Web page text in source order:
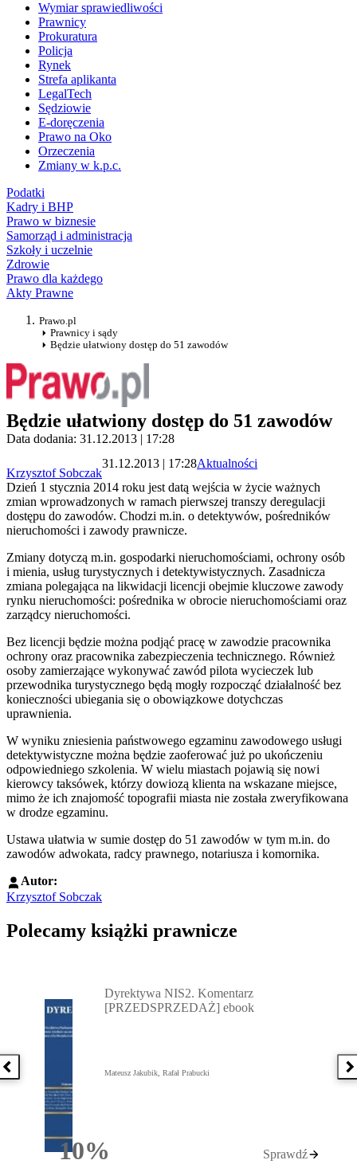
Wymiar sprawiedliwości
Prawnicy
Prokuratura
Policja
Rynek
Strefa aplikanta
LegalTech
Sędziowie
E-doręczenia
Prawo na Oko
Orzeczenia
Zmiany w k.p.c.
Podatki
Kadry i BHP
Prawo w biznesie
Samorząd i administracja
Szkoły i uczelnie
Zdrowie
Prawo dla każdego
Akty Prawne
Prawo.pl
Prawnicy i sądy
Będzie ułatwiony dostęp do 51 zawodów
Będzie ułatwiony dostęp do 51 zawodów
Data dodania: 31.12.2013 | 17:28
Krzysztof Sobczak
31.12.2013 | 17:28Aktualności
Dzień 1 stycznia 2014 roku jest datą wejścia w życie ważnych
zmian wprowadzonych w ramach pierwszej transzy deregulacji
dostępu do zawodów. Chodzi m.in. o detektywów, pośredników
nieruchomości i zawody prawnicze.
Zmiany dotyczą m.in. gospodarki nieruchomościami, ochrony osób
i mienia, usług turystycznych i detektywistycznych. Zasadnicza
zmiana polegająca na likwidacji licencji obejmie kluczowe zawody
rynku nieruchomości: pośrednika w obrocie nieruchomościami oraz
zarządcy nieruchomości.
Bez licencji będzie można podjąć pracę w zawodzie pracownika
ochrony oraz pracownika zabezpieczenia technicznego. Również
osoby zamierzające wykonywać zawód pilota wycieczek lub
przewodnika turystycznego będą mogły rozpocząć działalność bez
konieczności ubiegania się o obowiązkowe dotychczas
uprawnienia.
W wyniku zniesienia państwowego egzaminu zawodowego usługi
detektywistyczne można będzie zaoferować już po ukończeniu
odpowiedniego szkolenia. W wielu miastach pojawią się nowi
kierowcy taksówek, którzy dowiozą klienta na wskazane miejsce,
mimo że ich znajomość topografii miasta nie została zweryfikowana
w drodze egzaminu.
Ustawa ułatwia w sumie dostęp do 51 zawodów w tym m.in. do
zawodów adwokata, radcy prawnego, notariusza i komornika.
Autor:
Krzysztof Sobczak
Polecamy książki prawnicze
Poprzednia książka
10%
Dyrektywa NIS2. Komentarz
[PRZEDSPRZEDAŻ] ebook
Mateusz Jakubik, Rafał Prabucki
Sprawdź